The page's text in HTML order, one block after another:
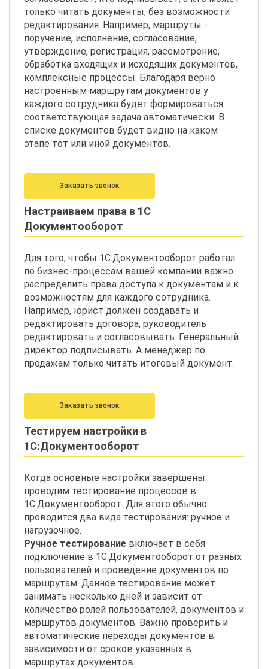
только читать документы, без возможности
редактирования. Например, маршруты -
поручение, исполнение, согласование,
утверждение, регистрация, рассмотрение,
обработка входящих и исходящих документов,
комплексные процессы. Благодаря верно
настроенным маршрутам документов у
каждого сотрудника будет формироваться
соответствующая задача автоматически. В
списке документов будет видно на каком
этапе тот или иной документов.
Заказать звонок
Настраиваем права в 1С
Документооборот
Для того, чтобы 1С:Документооборот работал
по бизнес-процессам вашей компании важно
распределить права доступа к документам и к
возможностям для каждого сотрудника.
Например, юрист должен создавать и
редактировать договора, руководитель
редактировать и согласовывать. Генеральный
директор подписывать. А менеджер по
продажам только читать итоговый документ.
Заказать звонок
Тестируем настройки в
1С:Документооборот
Когда основные настройки завершены
проводим тестирование процессов в
1С:Документооборот. Для этого обычно
проводится два вида тестирования: ручное и
нагрузочное.
Ручное тестирование включает в себя
подключение в 1С:Документооборот от разных
пользователей и проведение документов по
маршрутам. Данное тестирование может
занимать несколько дней и зависит от
количество ролей пользователей, документов и
маршрутов документов. Важно проверить и
автоматические переходы документов в
зависимости от сроков указанных в
маршрутах документов.